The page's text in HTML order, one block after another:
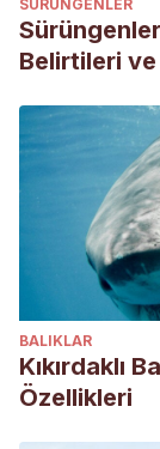
of ticks.
https://doi.org/
SÜRÜNGENLER
Belirtileri
BALIKLAR
Kıkırdaklı
Özellikleri